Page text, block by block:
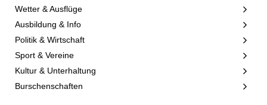
Wetter & Ausflüge
Ausbildung & Info
Politik & Wirtschaft
Sport & Vereine
Kultur & Unterhaltung
Burschenschaften